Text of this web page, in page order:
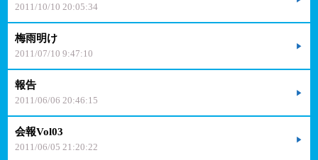
2011/10/10 20:05:34
梅雨明け
2011/07/10 9:47:10
報告
2011/06/06 20:46:15
会報Vol03
2011/06/05 21:20:22